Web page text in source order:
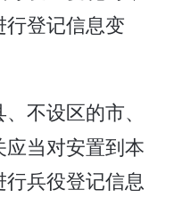
登记信息变
不设区的市、
当对安置到本
兵役登记信息